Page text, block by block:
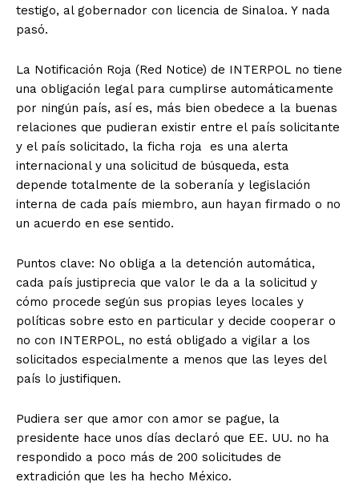
testigo, al gobernador con licencia de Sinaloa. Y nada
pasó.
La Notificación Roja (Red Notice) de INTERPOL no tiene
una obligación legal para cumplirse automáticamente
por ningún país, así es, más bien obedece a la buenas
relaciones que pudieran existir entre el país solicitante
y el país solicitado, la ficha roja es una alerta
internacional y una solicitud de búsqueda, esta
depende totalmente de la soberanía y legislación
interna de cada país miembro, aun hayan firmado o no
un acuerdo en ese sentido.
Puntos clave: No obliga a la detención automática,
cada país justiprecia que valor le da a la solicitud y
cómo procede según sus propias leyes locales y
políticas sobre esto en particular y decide cooperar o
no con INTERPOL, no está obligado a vigilar a los
solicitados especialmente a menos que las leyes del
país lo justifiquen.
Pudiera ser que amor con amor se pague, la
presidente hace unos días declaró que EE. UU. no ha
respondido a poco más de 200 solicitudes de
extradición que les ha hecho México.